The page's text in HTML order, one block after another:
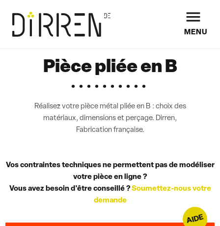

MENU
Pièce pliée en B
Réalisez votre pièce métal pliée en B : choix des
matériaux, dimensions et perçage. Dirren,
Fabrication française.
Vos contraintes techniques ne permettent pas de modéliser
votre pièce en ligne ?
Vous avez besoin d'être conseillé ?Soumettez-nous votre
demande
AIDE